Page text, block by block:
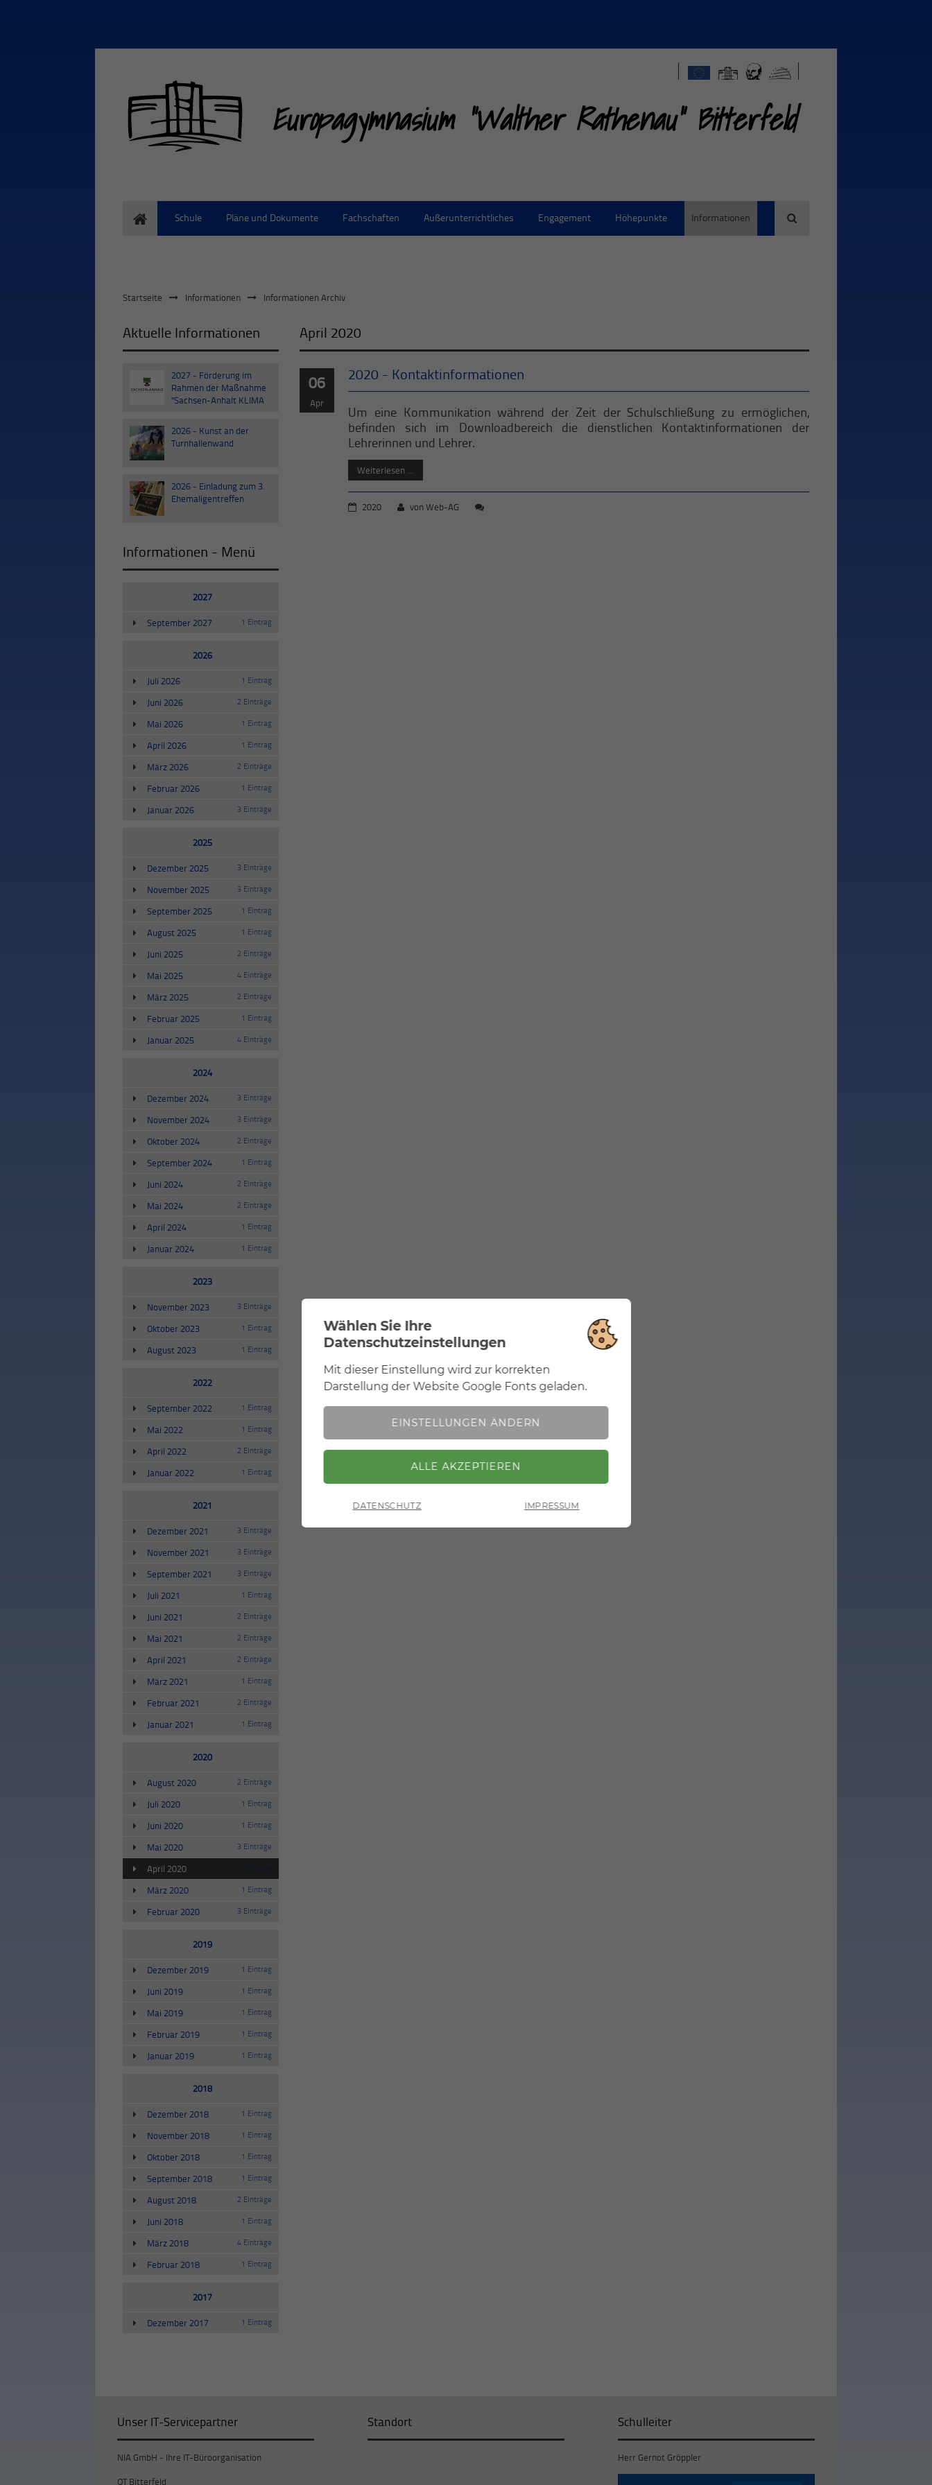
Europagymnasium "Walther Rathenau" Bitterfeld
Schule Pläne und Dokumente Fachschaften Außerunterrichtliches Engagement Höhepunkte Informationen Suche
Startseite Informationen Informationen Archiv
April 2020
06
Apr
2020 - Kontaktinformationen
Um eine Kommunikation während der Zeit der Schulschließung zu ermöglichen,
befinden sich im Downloadbereich die dienstlichen Kontaktinformationen der
Lehrerinnen und Lehrer.
Weiterlesen …
2020 vonWeb-AG
Aktuelle Informationen
30
2027 - Förderung im
Rahmen der Maßnahme
"Sachsen-Anhalt KLIMA
03
Jul
2026 - Kunst an der
Turnhallenwand
20
Jun
2026 - Einladung zum 3.
Ehemaligentreffen
Informationen - Menü
2027
September 2027 1 Eintrag
2026
Juli 2026 1 Eintrag
Juni 2026 2 Einträge
Mai 2026 1 Eintrag
April 2026 1 Eintrag
März 2026 2 Einträge
Februar 2026 1 Eintrag
Januar 2026 3 Einträge
2025
Dezember 2025 3 Einträge
November 2025 3 Einträge
September 2025 1 Eintrag
August 2025 1 Eintrag
Juni 2025 2 Einträge
Mai 2025 4 Einträge
März 2025 2 Einträge
Februar 2025 1 Eintrag
Januar 2025 4 Einträge
2024
Dezember 2024 3 Einträge
November 2024 3 Einträge
Oktober 2024 2 Einträge
September 2024 1 Eintrag
Juni 2024 2 Einträge
Mai 2024 2 Einträge
April 2024 1 Eintrag
Januar 2024 1 Eintrag
2023
November 2023 3 Einträge
Oktober 2023 1 Eintrag
August 2023 1 Eintrag
2022
September 2022 1 Eintrag
Mai 2022 1 Eintrag
April 2022 2 Einträge
Januar 2022 1 Eintrag
2021
Dezember 2021 3 Einträge
November 2021 3 Einträge
September 2021 3 Einträge
Juli 2021 1 Eintrag
Juni 2021 2 Einträge
Mai 2021 2 Einträge
April 2021 2 Einträge
März 2021 1 Eintrag
Februar 2021 2 Einträge
Januar 2021 1 Eintrag
2020
August 2020 2 Einträge
Juli 2020 1 Eintrag
Juni 2020 1 Eintrag
Mai 2020 3 Einträge
April 2020 1 Eintrag
März 2020 1 Eintrag
Februar 2020 3 Einträge
2019
Dezember 2019 1 Eintrag
Juni 2019 1 Eintrag
Mai 2019 1 Eintrag
Februar 2019 1 Eintrag
Januar 2019 1 Eintrag
2018
Dezember 2018 1 Eintrag
November 2018 1 Eintrag
Oktober 2018 1 Eintrag
September 2018 1 Eintrag
August 2018 2 Einträge
Juni 2018 1 Eintrag
März 2018 4 Einträge
Februar 2018 1 Eintrag
2017
Dezember 2017 1 Eintrag
Unser IT-Servicepartner
NIA GmbH - Ihre IT-Büroorganisation
OT Bitterfeld
Standort Schulleiter
Herr Gernot Gröppler
Wählen Sie Ihre
Datenschutzeinstellungen
Notwendig Mit dieser Einstellung wird zur korrekten
Darstellung der Website Google Fonts geladen.
ZURÜCK
Mit dieser Einstellung wird zur korrekten
Darstellung der Website Google Fonts geladen.
EINSTELLUNGEN ÄNDERN
DATENSCHUTZ IMPRESSUM